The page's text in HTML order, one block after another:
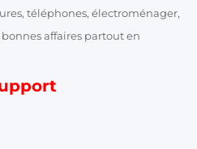
téléphones, électroménager,
affaires partout en